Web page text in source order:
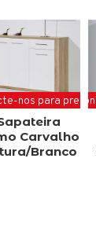
nos para preço
Carvalho
Branco